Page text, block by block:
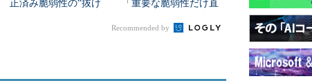
正済み脆弱性の“抜け
「重要な脆弱性だけ直
Recommended by